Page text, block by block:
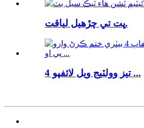
ڀت تي چڙهيل لياقت.
تيز وولٽيج ويل لائفپو 4 ...